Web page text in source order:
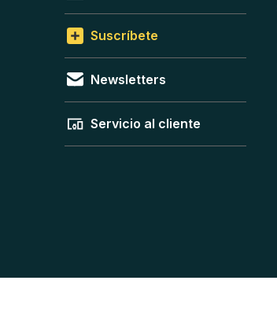
Suscríbete
Newsletters
Servicio al cliente